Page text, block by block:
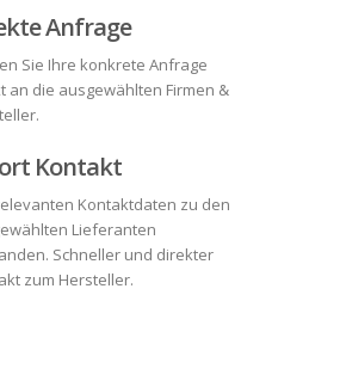
Anfrage
Sie Ihre konkrete Anfrage
an die ausgewählten Firmen &
Kontakt
Kontaktdaten zu den
Lieferanten
Schneller und direkter
zum Hersteller.